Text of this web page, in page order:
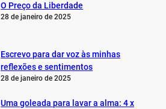
O Preço da Liberdade
28 de janeiro de 2025
Escrevo para dar voz às minhas
reflexões e sentimentos
28 de janeiro de 2025
Uma goleada para lavar a alma: 4 x